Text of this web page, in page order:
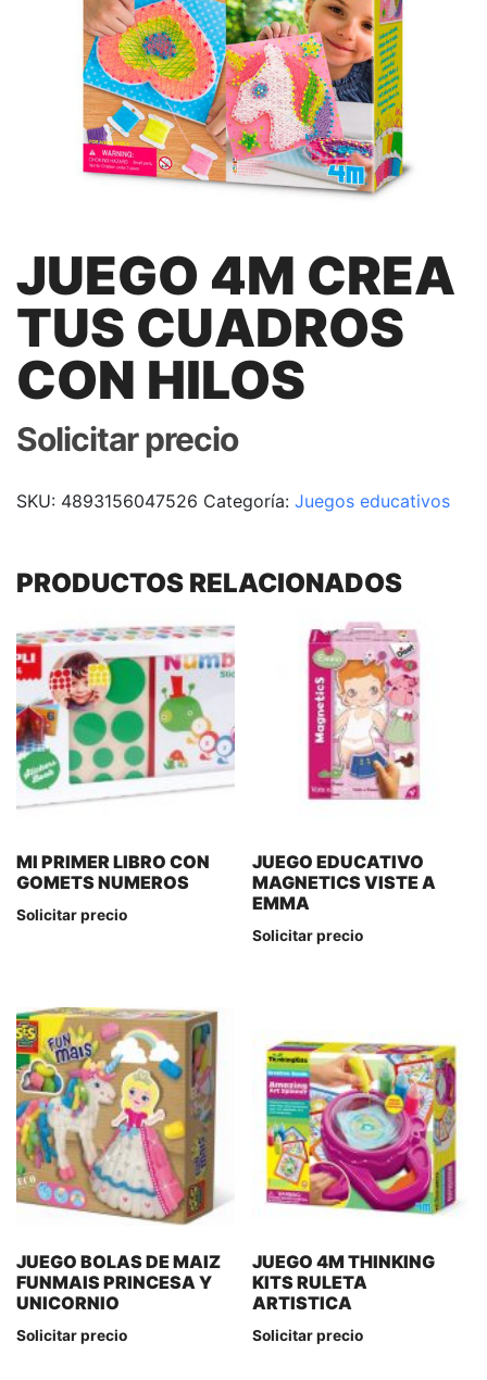
JUEGO 4M CREA
TUS CUADROS
CON HILOS
Solicitar precio
SKU: 4893156047526 Categoría: Juegos educativos
PRODUCTOS RELACIONADOS
MI PRIMER LIBRO CON
GOMETS NUMEROS
Solicitar precio
JUEGO EDUCATIVO
MAGNETICS VISTE A
EMMA
Solicitar precio
JUEGO BOLAS DE MAIZ
FUNMAIS PRINCESA Y
UNICORNIO
Solicitar precio
JUEGO 4M THINKING
KITS RULETA
ARTISTICA
Solicitar precio